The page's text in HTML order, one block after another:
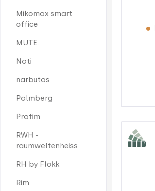
Mikomax smart
office
MUTE.
Noti
narbutas
Palmberg
Profim
RWH -
raumweltenheiss
RH by Flokk
Rim